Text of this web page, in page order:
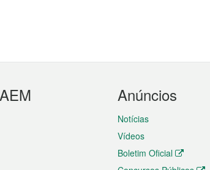
Anúncios
Notícias
Vídeos
Boletim Oficial